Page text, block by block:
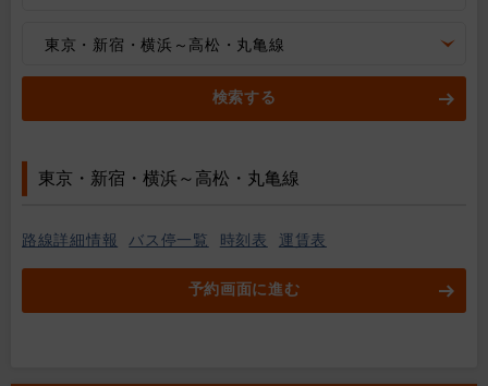
東京・新宿・横浜～高松・丸亀線
検索する
東京・新宿・横浜～高松・丸亀線
路線詳細情報 バス停一覧 時刻表 運賃表
予約画面に進む